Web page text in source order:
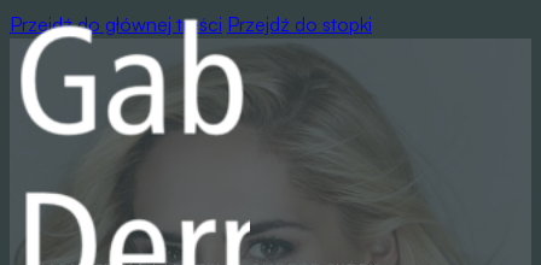
Przejdź do głównej treści Przejdź do stopki